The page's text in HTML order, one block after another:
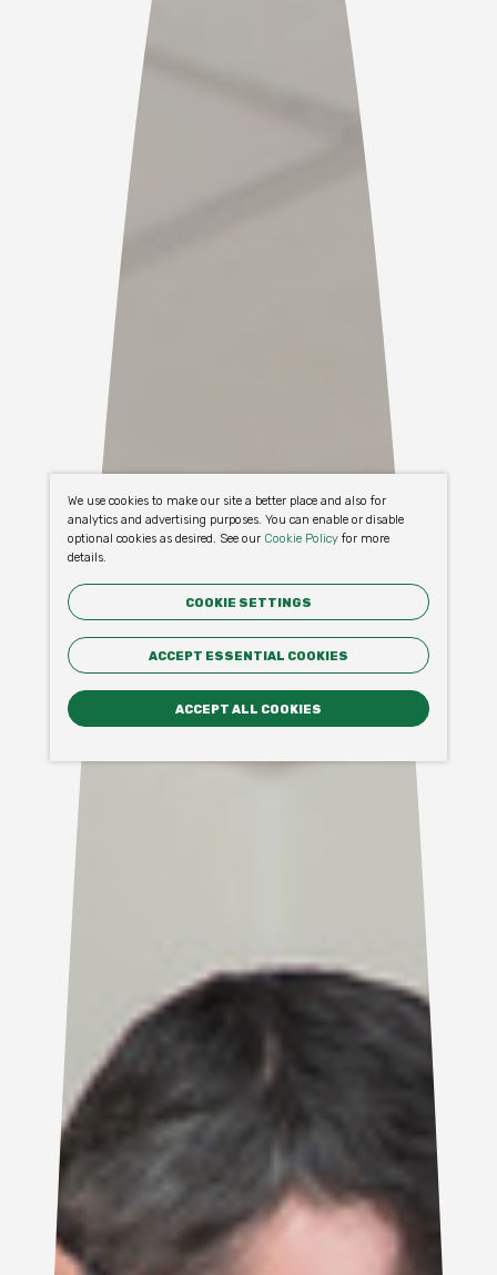
We use cookies to make our site a better place and also for
analytics and advertising purposes. You can enable or disable
optional cookies as desired. See our Cookie Policyfor more
details.
COOKIE SETTINGS
ACCEPT ESSENTIAL COOKIES
ACCEPT ALL COOKIES